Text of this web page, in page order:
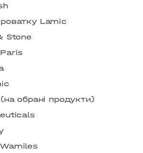
Lamic
Stone
обрані продукти)